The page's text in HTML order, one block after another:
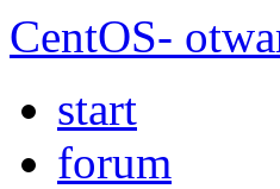
CentOS-
start
forum